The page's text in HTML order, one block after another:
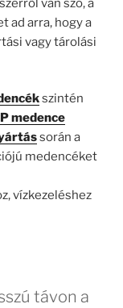
van szó, a
ad arra, hogy a
vagy tárolási
szintén
medence
során a
medencéket
vízkezeléshez
távon a